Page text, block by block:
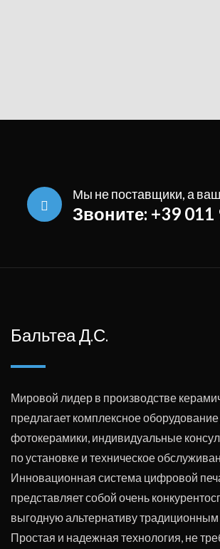
Мы не поставщики, а
Звоните: +39 011
Бальтеа Д.С.
Мировой лидер в производстве
предлагает комплексное
фотокерамики, индивидуальные
по установке и техническое
Инновационная система цифровой
представляет собой очень
выгодную альтернативу
Простая и надежная технология, не